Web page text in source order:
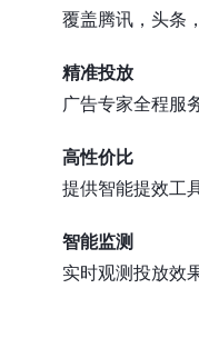
覆盖腾讯，头条
精准投放
广告专家全程服
高性价比
提供智能提效工
智能监测
实时观测投放效